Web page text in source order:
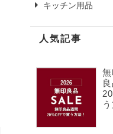
キッチン用品
人気記事